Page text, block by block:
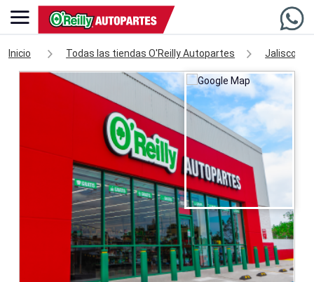
Inicio Todas las tiendas O'Reilly Autopartes Jalisco